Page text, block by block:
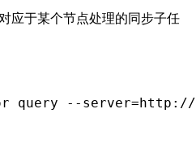
对应于某个节点处理的同步子任
query --server=http://